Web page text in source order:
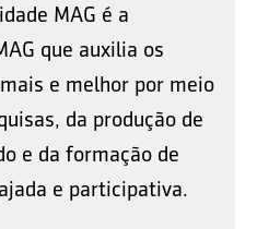
MAG é a
que auxilia os
e melhor por meio
da produção de
e da formação de
e participativa.